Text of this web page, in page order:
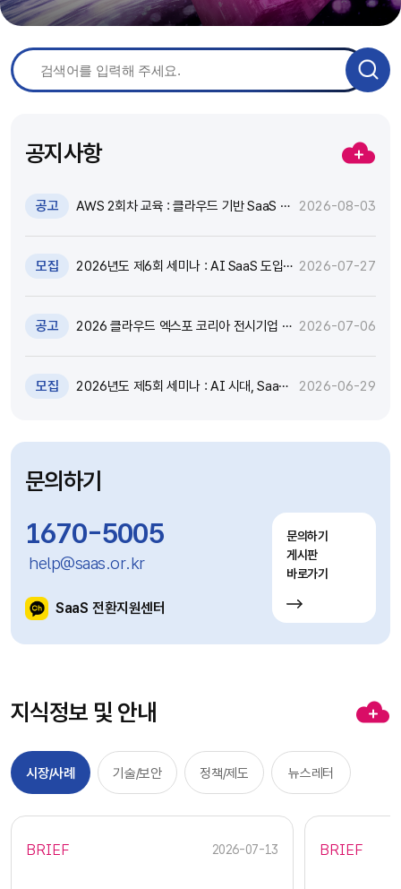
공지사항
공고
AWS 2회차 교육 : 클라우드 기반 SaaS 현
2026-08-03
모집
2026년도 제6회 세미나 : AI SaaS 도입,
2026-07-27
공고
2026 클라우드 엑스포 코리아 전시기업 지 2026-07-06
모집
2026년도 제5회 세미나 : AI 시대, SaaS
2026-06-29
문의하기
1670-5005
help@saas.or.kr
SaaS 전환지원센터
문의하기
게시판
바로가기
지식정보 및 안내
시장/사례 기술/보안 정책/제도 뉴스레터
BRIEF 2026-07-13 BRIEF